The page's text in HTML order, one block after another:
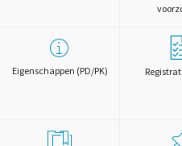
Eigenschappen (PD/PK)